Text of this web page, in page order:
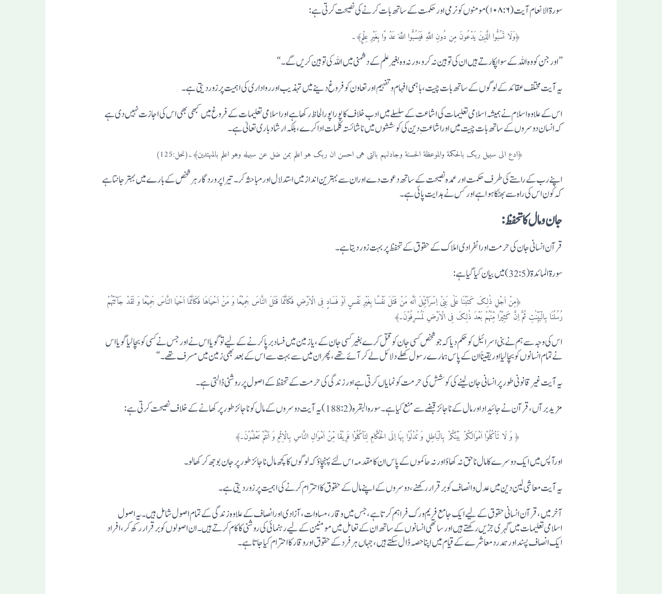
سورة الانعام آیت (۱۰۸:۶) مومنوں کو نرمی اور حکمت کے ساتھ بات کرنے کی نصیحت کرتی ہے:
﴿وَلَا تَسُبُّوا الَّذِینَ یَدْعُونَ مِن دُونِ اللَّہِ فَیَسُبُّوا اللَّہَ عَدْ وًا بِغَیْرِ عِلْمٍ﴾۔
”اور جن کو وہ اللہ کے سوا پکارتے ہیں ان کی توہین نہ کرو، ورنہ وہ بغیرعلم کے دشمنی میں اللہ کی توہین کریں گے۔ “
یہ آیت مختلف عقائد کے لوگوں کے ساتھ بات چیت، باہمی افہام و تفہیم اورتعاون کو فروغ دینے میں تہذیب اوررواداری کی اہمیت پرزوردیتی ہے۔
اس کے علاوہ اسلام نے ہمیشہ اسلامی تعلیمات کی اشاعت کے سلسلے میں ادب خلاف کا پورا پورا لحاظ رکھا ہے اوراسلامی تعلیمات کے فروغ میں کبھی بھی اس کی اجازت نہیں دی ہے
کہ انسان دوسروں کے ساتھ بات چیت میں اوراشاعتِ دین کی کوششوں میں ناشائستہ کلمات ادا کرے، بلکہ ارشاد باری تعالیٰ ہے۔
﴿ادع الی سبیل ربک بالحکمة والموعظة الحسنة وجادلہم بالتی ہی احسن ان ربک ہو اعلم بمن ضل عن سبیله وہو اعلم بالمہتدین﴾۔(نحل:125)
اپنے رب کے راستے کی طرف حکمت اورعمدہ نصیحت کے ساتھ دعوت دے اوران سے بہترین انداز میں استدلال اور مباحثہ کر۔ تیرا پروردگارہرشخص کے بارے میں بہترجانتا ہے
کہ کون اس کی راہ سے بھٹکا ہوا ہے اور کس نے ہدایت پائی ہے۔
جان و مال کا تحفظ:
قرآن انسانی جان کی حرمت اورانفرادی املاک کے حقوق کے تحفظ پربہت زور دیتا ہے۔
سورة المائدة (32:5) میں بیان کیا گیا ہے:
﴿مِنْ اَجْلِ ذٰلِکَ کَتَبْنَا عَلٰی بَنِیْ اِسْرَآئِیْلَ اَنَّه مَنْ قَتَلَ نَفْسًا بِغَیْرِ نَفْسٍ اَوْ فَسَادٍ فِی الْاَرْضِ فَکَاَنَّمَا قَتَلَ النَّاسَ جَمِیْعًا وَ مَنْ اَحْیَاہَا فَکَاَنَّمَا اَحْیَا النَّاسَ جَمِیْعًا وَ لَقَدْ جَآئَتْہُمْ
رُسُلُنَا بِالْبَیِّنٰتِ ثُمَّ اِنَّ کَثِیْرًا مِّنْہُمْ بَعْدَ ذٰلِکَ فِی الْاَرْضِ لَمُسْرِفُوْنَ۔﴾
اس کی وجہ سے ہم نے بنی اسرائیل کو حکم دیا کہ جو شخص کسی جان کو قتل کرے بغیر کسی جان کے، یا زمین میں فساد برپا کرنے کے لیے تو گویا اس نے اور جس نے کسی کو بچا لیا گویا اس
نے تمام انسانوں کو بچا لیا اور یقیناً ان کے پاس ہمارے رسول کھلے دلائل لے کر آئے تھے، پھران میں سے بہت سے اس کے بعد بھی زمین میں مسرف تھے۔ “
یہ آیت غیر قانونی طور پرانسانی جان لینے کی کوشش کی حرمت کو نمایاں کرتی ہے اور زندگی کی حرمت کے تحفظ کے اصول پر روشنی ڈالتی ہے۔
مزید برآں، قرآن نے جائیداد اورمال کے ناجائز قبضے سے منع کیا ہے۔ سورہ البقرہ (188:2)یہ آیت دوسروں کے مال کو ناجائز طور پرکھانے کے خلاف نصیحت کرتی ہے:
﴿ وَ لَا تَاْکُلُوْا اَمْوَالَکُمْ بَیْنَکُمْ بِالْبَاطِلِ وَ تُدْلُوْا بِہَا اِلَی الْحُکَّامِ لِتَاْکُلُوْا فَرِیْقًا مِّنْ اَمْوَالِ النَّاسِ بِالْاِثْمِ وَ اَنْتُمْ تَعْلَمُوْنَ۔﴾
اورآپس میں ایک دوسرے کا مال ناحق نہ کھاؤ اور نہ حاکموں کے پاس ان کا مقدمہ اس لئے پہنچاؤ کہ لوگوں کا کچھ مال ناجائز طور پرجان بوجھ کرکھالو۔
یہ آیت معاشی لین دین میں عدل و انصاف کو برقرار رکھنے، دوسروں کے اپنے مال کے حقوق کا احترام کرنے کی اہمیت پرزوردیتی ہے۔
آخر میں، قرآن انسانی حقوق کے لیے ایک جامع فریم ورک فراہم کرتا ہے، جس میں وقار، مساوات، آزادی اورانصاف کے علاوہ زندگی کے تمام اصول شامل ہیں۔ یہ اصول
اسلامی تعلیمات میں گہری جڑیں رکھتے ہیں اورساتھی انسانوں کے ساتھ ان کے تعامل میں مومنین کے لیے رہنمائی کی روشنی کا کام کرتے ہیں۔ ان اصولوں کو برقرار رکھ کر، افراد
ایک انصاف پسند اور ہمدرد معاشرے کے قیام میں اپنا حصہ ڈال سکتے ہیں، جہاں ہرفرد کے حقوق اوروقار کا احترام کیا جاتا ہے۔